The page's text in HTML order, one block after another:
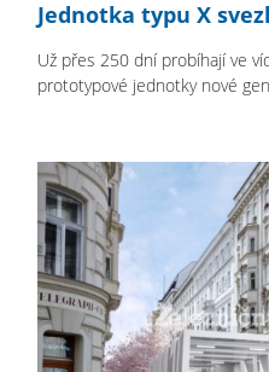
Jednotka typu X
Už přes 250 dní probíhají ve
prototypové jednotky nové